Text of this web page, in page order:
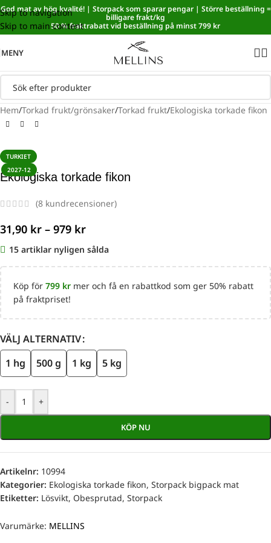
Skip to navigation
Skip to main content
Sänkt matmoms! I kassan dras automatiskt 5,35 % av från alla
varor.
God mat av hög kvalité! | Storpack som sparar pengar | Större beställning =
billigare frakt/kg
50 % fraktrabatt vid beställning på minst 799 kr
MENY
Hem/Torkad frukt/grönsaker/Torkad frukt/Ekologiska torkade fikon
TURKIET
2027-12
Ekologiska torkade fikon
(8 kundrecensioner)
31,90 kr – 979 kr
15
Köp för 799 kr mer och få en rabattkod som ger 50% rabatt
på fraktpriset!
VÄLJ ALTERNATIV
1 hg
500 g 1 kg 5 kg
- +
KÖP NU
Artikelnr: 10994
Kategorier: Ekologiska torkade fikon, Storpack bigpack mat
Etiketter: Lösvikt, Obesprutad, Storpack
Varumärke: MELLINS